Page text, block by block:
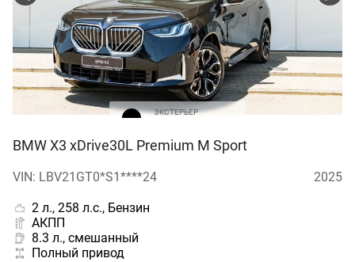
ЭКСТЕРЬЕР
BMW X3 xDrive30L Premium M Sport
VIN: LBV21GT0*S1****24 2025
2 л., 258 л.с., Бензин
АКПП
8.3 л., смешанный
Полный привод